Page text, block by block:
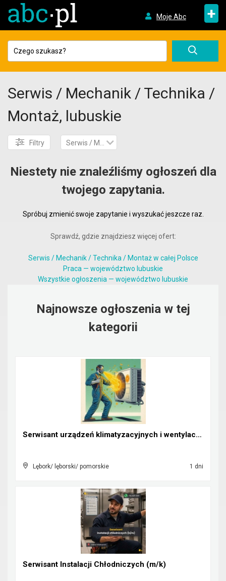
Moje Abc +
Serwis / Mechanik / Technika /
Montaż, lubuskie
Filtry Serwis / Mechanik / Technika / Montaż
Niestety nie znaleźliśmy ogłoszeń dla
twojego zapytania.
Spróbuj zmienić swoje zapytanie i wyszukać jeszcze raz.
Sprawdź, gdzie znajdziesz więcej ofert:
Serwis / Mechanik / Technika / Montaż w całej Polsce
Praca — województwo lubuskie
Wszystkie ogłoszenia — województwo lubuskie
Najnowsze ogłoszenia w tej
kategorii
Serwisant urządzeń klimatyzacyjnych i wentylacyjny...
Lębork/ lęborski/ pomorskie 1 dni
Serwisant Instalacji Chłodniczych (m/k)